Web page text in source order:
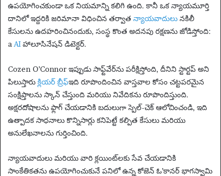
ఉపయోగించకుండా ఒక నియమాన్ని కలిగి ఉంది. కానీ ఒక న్యాయమూర్తి
దానిలో ఇద్దరికి జరిమానా విధించిన తర్వాత న్యాయవాదులు నకిలీ
కేసులను ఉదహరించినందుకు, సంస్థ కొంత అదనపు రక్షణను జోడిస్తోంది:
a AI హాలూసినేషన్ డిటెక్టర్.
Cozen O’Connor ఇప్పుడు సాఫ్ట్‌వేర్‌ను పరీక్షిస్తోంది, దీనిని స్టార్టప్ అని
పిలుస్తారు క్లియర్ బ్రీఫ్ఇది రూపొందించిన వాస్తవాల కోసం చట్టపరమైన
సంక్షిప్తాలను స్కాన్ చేస్తుంది మరియు నివేదికను రూపొందిస్తుంది.
అక్షరదోషాలను ఫ్లాగ్ చేయడానికి బదులుగా స్పెల్-చెక్ ఆలోచించండి, ఇది
ఉత్పాదక సాధనాలు కొన్నిసార్లు కనిపెట్టే కల్పిత కేసులు మరియు
అనులేఖనాలను గుర్తించింది.
న్యాయవాదులు మరియు వారి క్లయింట్‌లకు సేవ చేయడానికి
సాంకేతికతను ఉపయోగించుకునే పనిలో ఉన్న కోజెన్ ఓ’కానర్ భాగస్వామి